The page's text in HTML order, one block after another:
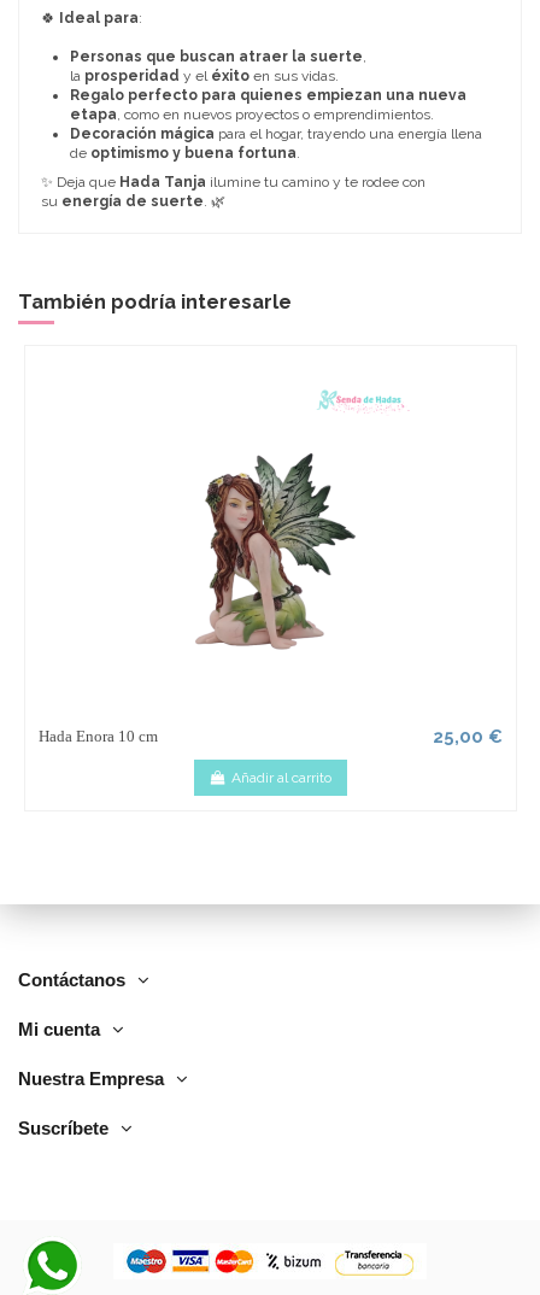
🍀 Ideal para:
Personas que buscan atraer la suerte,
la prosperidad y el éxito en sus vidas.
Regalo perfecto para quienes empiezan una nueva
etapa, como en nuevos proyectos o emprendimientos.
Decoración mágica para el hogar, trayendo una energía llena
de optimismo y buena fortuna.
✨ Deja que Hada Tanja ilumine tu camino y te rodee con
su energía de suerte . 🌿
También podría interesarle
Hada Enora 10 cm 25,00 €
Añadir al carrito
Contáctanos
Mi cuenta
Nuestra Empresa
Suscríbete